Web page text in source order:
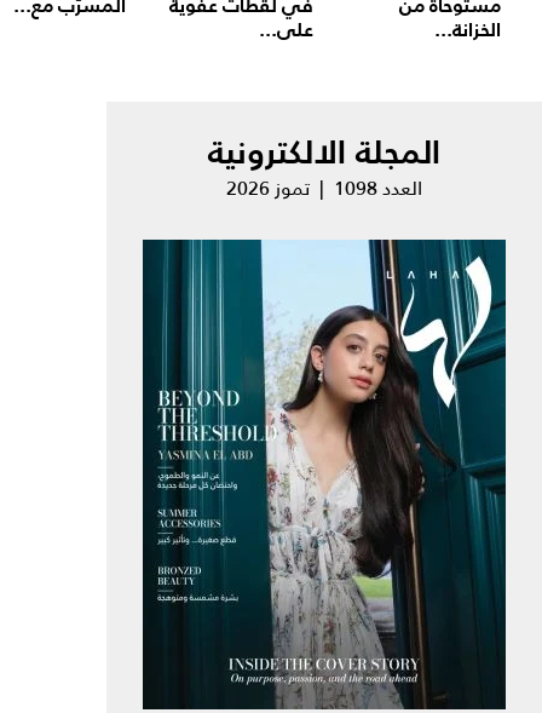
الخزانة... على...
المجلة الالكترونية
العدد 1098 | تموز 2026